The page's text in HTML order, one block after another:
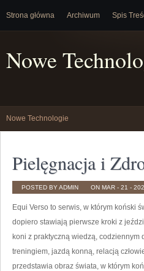
Strona główna Archiwum Spis
Nowe
Nowe Technologie
Pielęgnacja i
POSTED BY ADMIN ON MAR - 21 -
Equi Verso to serwis, w którym koński
dopiero stawiają pierwsze kroki z
koni z praktyczną wiedzą,
treningiem, jazdą konną, relacją
przedstawia obraz świata, w którym